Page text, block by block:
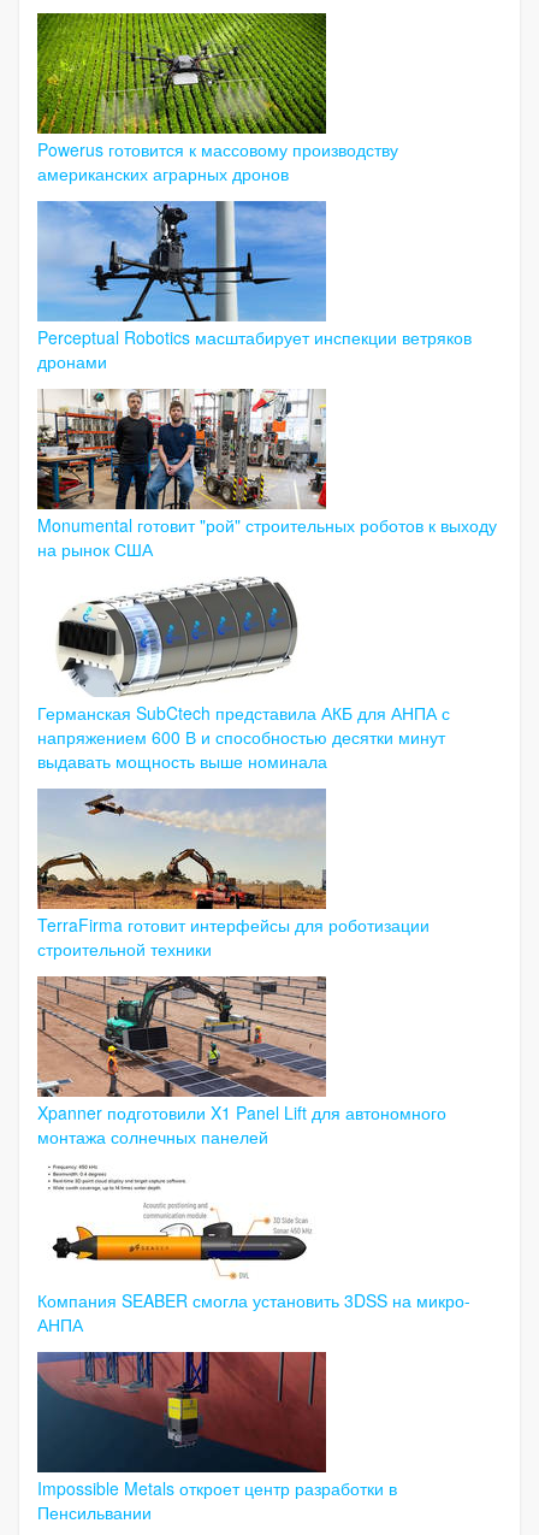
Powerus готовится к массовому производству
американских аграрных дронов
Perceptual Robotics масштабирует инспекции ветряков
дронами
Monumental готовит "рой" строительных роботов к выходу
на рынок США
Германская SubCtech представила АКБ для АНПА с
напряжением 600 В и способностью десятки минут
выдавать мощность выше номинала
TerraFirma готовит интерфейсы для роботизации
строительной техники
Xpanner подготовили X1 Panel Lift для автономного
монтажа солнечных панелей
Компания SEABER смогла установить 3DSS на микро-
АНПА
Impossible Metals откроет центр разработки в
Пенсильвании